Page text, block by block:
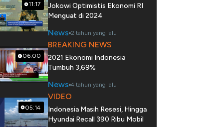
11:17
Jokowi Optimistis Ekonomi RI
Menguat di 2024
News 2 tahun yang lalu
06:00
BREAKING NEWS
2021 Ekonomi Indonesia
Tumbuh 3,69%
News 4 tahun yang lalu
05:14
VIDEO
Indonesia Masih Resesi, Hingga
Hyundai Recall 390 Ribu Mobil